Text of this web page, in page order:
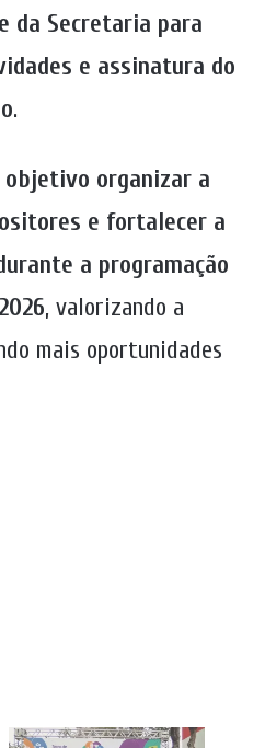
da Secretaria para
e assinatura do
.
objetivo organizar a
e fortalecer a
a programação
, valorizando a
mais oportunidades